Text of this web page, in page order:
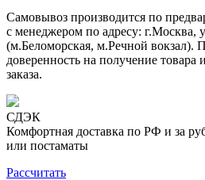
Самовывоз производится по
с менеджером по адресу: г.Москва,
(м.Беломорская, м.Речной вокзал).
доверенность на получение товара
заказа.
СДЭК
Комфортная доставка по РФ и за
или постаматы
Рассчитать